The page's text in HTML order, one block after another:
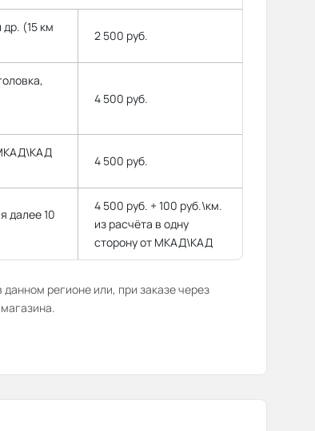
(15 км
2 500 руб.
4 500 руб.
4 500 руб.
далее 10
4 500 руб. + 100 руб.\км.
из расчёта в одну
сторону от МКАД\КАД
регионе или, при заказе через